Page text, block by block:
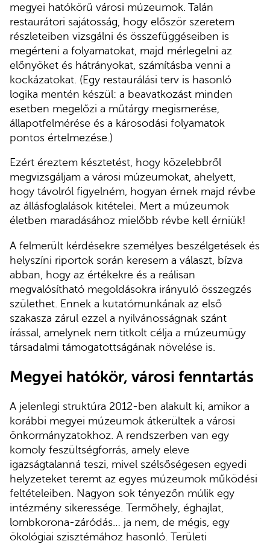
megyei hatókörű városi múzeumok. Talán
restaurátori sajátosság, hogy először szeretem
részleteiben vizsgálni és összefüggéseiben is
megérteni a folyamatokat, majd mérlegelni az
előnyöket és hátrányokat, számításba venni a
kockázatokat. (Egy restaurálási terv is hasonló
logika mentén készül: a beavatkozást minden
esetben megelőzi a műtárgy megismerése,
állapotfelmérése és a károsodási folyamatok
pontos értelmezése.)
Ezért éreztem késztetést, hogy közelebbről
megvizsgáljam a városi múzeumokat, ahelyett,
hogy távolról figyelném, hogyan érnek majd révbe
az állásfoglalások kitételei. Mert a múzeumok
életben maradásához mielőbb révbe kell érniük!
A felmerült kérdésekre személyes beszélgetések és
helyszíni riportok során keresem a választ, bízva
abban, hogy az értékekre és a reálisan
megvalósítható megoldásokra irányuló összegzés
születhet. Ennek a kutatómunkának az első
szakasza zárul ezzel a nyilvánosságnak szánt
írással, amelynek nem titkolt célja a múzeumügy
társadalmi támogatottságának növelése is.
Megyei hatókör, városi fenntartás
A jelenlegi struktúra 2012-ben alakult ki, amikor a
korábbi megyei múzeumok átkerültek a városi
önkormányzatokhoz. A rendszerben van egy
komoly feszültségforrás, amely eleve
igazságtalanná teszi, mivel szélsőségesen egyedi
helyzeteket teremt az egyes múzeumok működési
feltételeiben. Nagyon sok tényezőn múlik egy
intézmény sikeressége. Termőhely, éghajlat,
lombkorona-záródás… ja nem, de mégis, egy
ökológiai szisztémához hasonló. Területi